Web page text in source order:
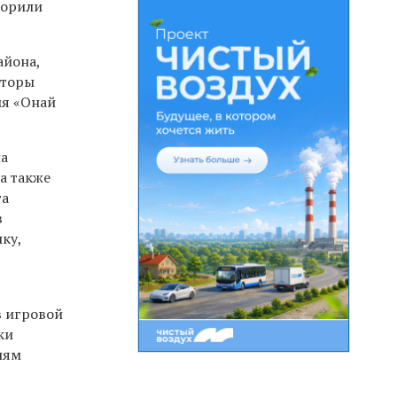
«Онай
также
игровой